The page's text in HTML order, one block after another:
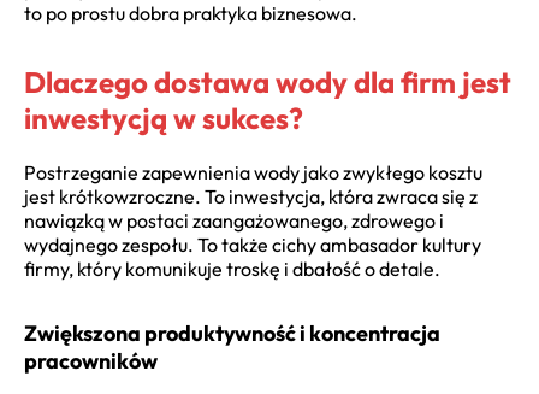
to po prostu dobra praktyka biznesowa.
Dlaczego dostawa wody dla firm jest
inwestycją w sukces?
Postrzeganie zapewnienia wody jako zwykłego kosztu
jest krótkowzroczne. To inwestycja, która zwraca się z
nawiązką w postaci zaangażowanego, zdrowego i
wydajnego zespołu. To także cichy ambasador kultury
firmy, który komunikuje troskę i dbałość o detale.
Zwiększona produktywność i koncentracja
pracowników